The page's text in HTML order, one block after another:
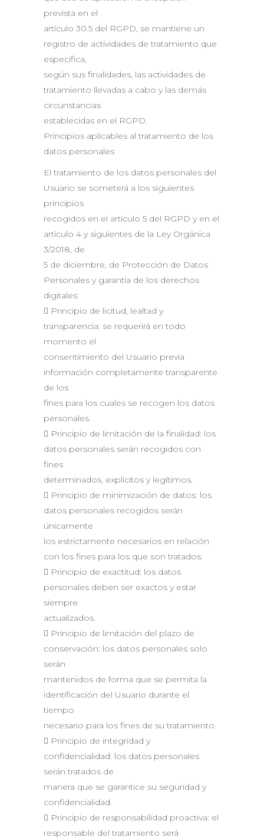
prevista en el
artículo 30.5 del RGPD, se mantiene un
registro de actividades de tratamiento que
especifica,
según sus finalidades, las actividades de
tratamiento llevadas a cabo y las demás
circunstancias
establecidas en el RGPD.
Principios aplicables al tratamiento de los
datos personales
El tratamiento de los datos personales del
Usuario se someterá a los siguientes
principios
recogidos en el artículo 5 del RGPD y en el
artículo 4 y siguientes de la Ley Orgánica
3/2018, de
5 de diciembre, de Protección de Datos
Personales y garantía de los derechos
digitales:
 Principio de licitud, lealtad y
transparencia: se requerirá en todo
momento el
consentimiento del Usuario previa
información completamente transparente
de los
fines para los cuales se recogen los datos
personales.
 Principio de limitación de la finalidad: los
datos personales serán recogidos con
fines
determinados, explícitos y legítimos.
 Principio de minimización de datos: los
datos personales recogidos serán
únicamente
los estrictamente necesarios en relación
con los fines para los que son tratados.
 Principio de exactitud: los datos
personales deben ser exactos y estar
siempre
actualizados.
 Principio de limitación del plazo de
conservación: los datos personales solo
serán
mantenidos de forma que se permita la
identificación del Usuario durante el
tiempo
necesario para los fines de su tratamiento.
 Principio de integridad y
confidencialidad: los datos personales
serán tratados de
manera que se garantice su seguridad y
confidencialidad.
 Principio de responsabilidad proactiva: el
responsable del tratamiento será